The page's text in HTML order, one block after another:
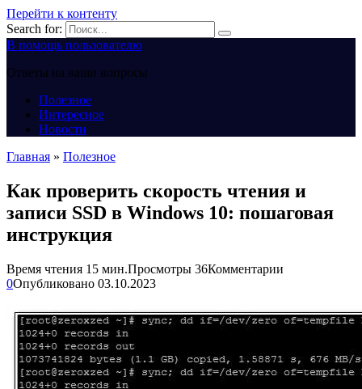
Перейти к контенту
Search for:
В помощь пользователю
Ответы на ваши вопросы
Полезное
Интересное
Новости
Главная » Полезное
Как проверить скорость чтения и
записи SSD в Windows 10: пошаговая
инструкция
Время чтения 15 мин.Просмотры 36Комментарии
0Опубликовано 03.10.2023